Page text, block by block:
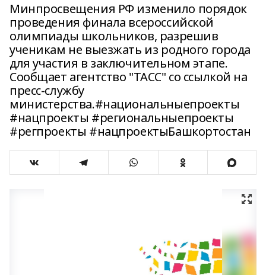
Минпросвещения РФ изменило порядок
проведения финала всероссийской
олимпиады школьников, разрешив
ученикам не выезжать из родного города
для участия в заключительном этапе.
Сообщает агентство "ТАСС" со ссылкой на
пресс-службу
министерства.#национальныепроекты
#нацпроекты #региональныепроекты
#регпроекты #нацпроектыБашкортостан